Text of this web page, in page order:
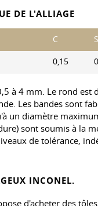
DE L'ALLIAGE
C
0,15
à 4 mm. Le rond
Les bandes sont
un diamètre
sont soumis à la
de tolérance,
INCONEL.
d'acheter des